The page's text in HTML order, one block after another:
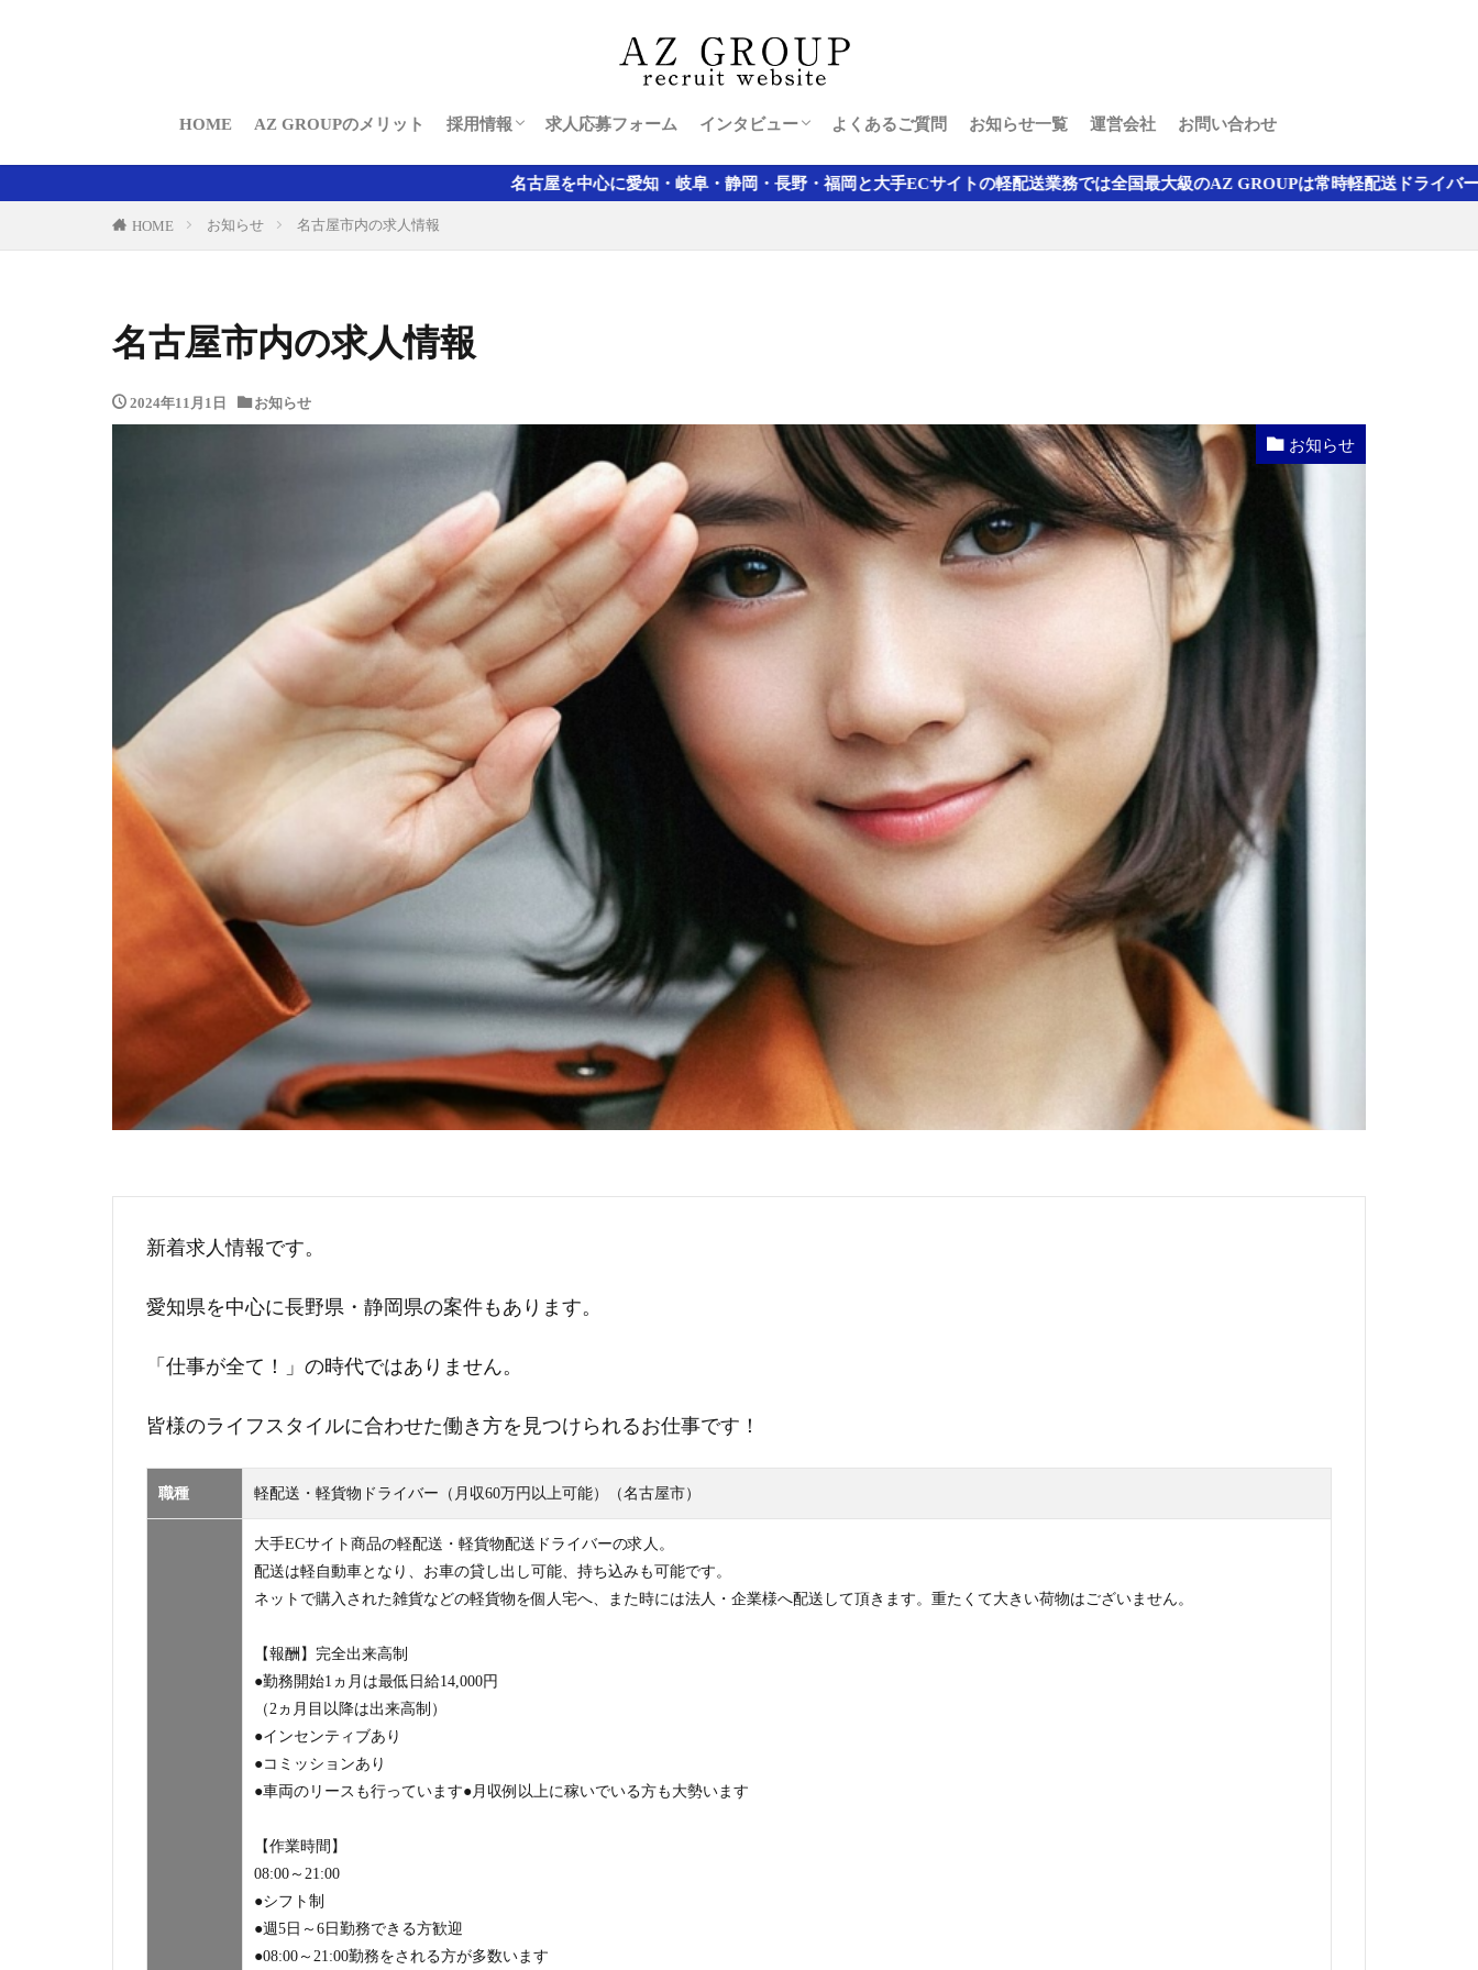
HOME AZ GROUPのメリット 採用情報
通勤可能エリア
求人応募フォーム インタビュー
40代男性
20代女性
30代男性
よくあるご質問 お知らせ一覧 運営会社 お問い合わせ
名古屋を中心に愛知・岐阜・静岡・長野・福岡と大手ECサイトの軽配送業務では全国最大級のAZ GROUPは常時軽配送ドライバーの求人募集をしています。
HOME お知らせ 名古屋市内の求人情報
名古屋市内の求人情報
2024年11月1日 お知らせ
お知らせ
新着求人情報です。
愛知県を中心に長野県・静岡県の案件もあります。
「仕事が全て！」の時代ではありません。
皆様のライフスタイルに合わせた働き方を見つけられるお仕事です！
職種 軽配送・軽貨物ドライバー（月収60万円以上可能）（名古屋市）
大手ECサイト商品の軽配送・軽貨物配送ドライバーの求人。
配送は軽自動車となり、お車の貸し出し可能、持ち込みも可能です。
ネットで購入された雑貨などの軽貨物を個人宅へ、また時には法人・企業様へ配送して頂きます。重たくて大きい荷物はございません。
【報酬】完全出来高制
●勤務開始1ヵ月は最低日給14,000円
（2ヵ月目以降は出来高制）
●インセンティブあり
●コミッションあり
●車両のリースも行っています●月収例以上に稼いでいる方も大勢います
【作業時間】
08:00～21:00
●シフト制
●週5日～6日勤務できる方歓迎
●08:00～21:00勤務をされる方が多数います